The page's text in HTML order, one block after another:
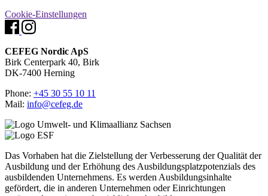
Cookie-Einstellungen
CEFEG Nordic ApS
Birk Centerpark 40, Birk
DK-7400 Herning
Phone: +45 30 55 10 11
Mail: info@cefeg.de
Das Vorhaben hat die Zielstellung der Verbesserung der Qualität der
Ausbildung und der Erhöhung des Ausbildungsplatzpotenzials des
ausbildenden Unternehmens. Es werden Ausbildungsinhalte
gefördert, die in anderen Unternehmen oder Einrichtungen